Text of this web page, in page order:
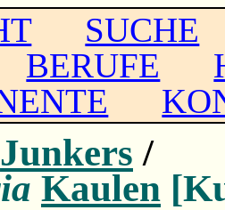
SUCHE
BERUFE
Junkers /
Kaulen